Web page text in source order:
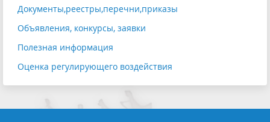
Документы,реестры,перечни,приказы
Объявления, конкурсы, заявки
Полезная информация
Оценка регулирующего воздействия